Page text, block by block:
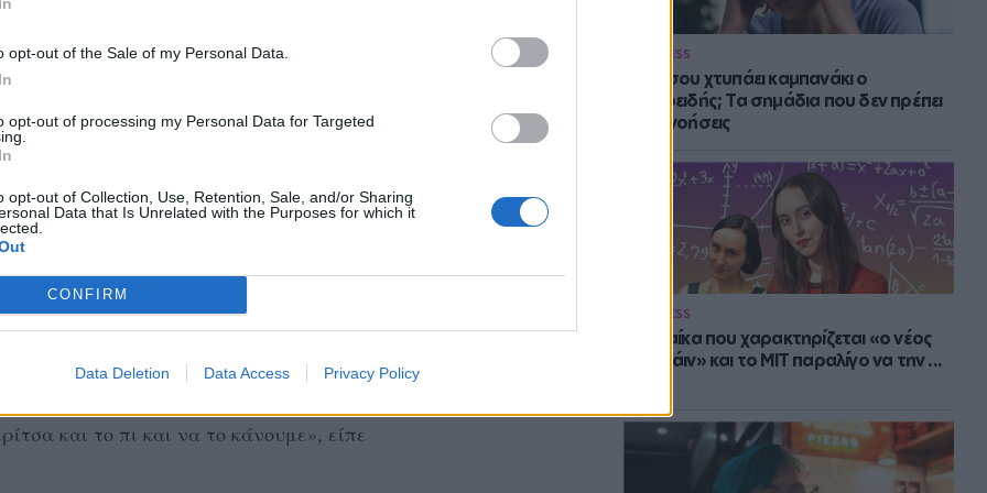
opt-out of the Sale of my Personal Data.
opt-out of processing my Personal Data for Targeted
opt-out of Collection, Use, Retention, Sale, and/or Sharing
Data that Is Unrelated with the Purposes for which it
CONFIRM
Data Deletion Data Access Privacy Policy
WELLNESS
Πότε σου χτυπάει καμπανάκι ο
θυρεοειδής; Τα σημάδια που δεν πρέπει
να αγνοήσεις
WELLNESS
Η γυναίκα που χαρακτηρίζεται «ο νέος
Αϊνστάιν» και το MIT παραλίγο να την ...
ότι αυτή η παράσταση την
σε όλο αυτό το πολύ οδυνηρό
και με την παράσταση και με το
και όταν θα ελευθερωθεί και η μαμά
πώς θα μπορώ να διαχειριστώ αυτή την
μην περάσει και από τη θρυλική σειρά
την Ελένη Ράντου να απαντά με χιούμορ
τον Χάρη Ρώμα. «Εγώ θα του πω να
Στα ογδόντα θα είχε πάρα πολύ
και Ελένης”. Να είμαστε
και το πι και να το κάνουμε», είπε